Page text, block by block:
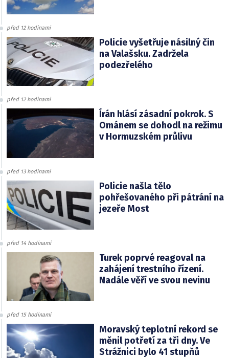
před 12 hodinami
Policie vyšetřuje násilný čin
na Valašsku. Zadržela
podezřelého
před 12 hodinami
Írán hlásí zásadní pokrok. S
Ománem se dohodl na režimu
v Hormuzském průlivu
před 13 hodinami
Policie našla tělo
pohřešovaného při pátrání na
jezeře Most
před 14 hodinami
Turek poprvé reagoval na
zahájení trestního řízení.
Nadále věří ve svou nevinu
před 15 hodinami
Moravský teplotní rekord se
měnil potřetí za tři dny. Ve
Strážnici bylo 41 stupňů